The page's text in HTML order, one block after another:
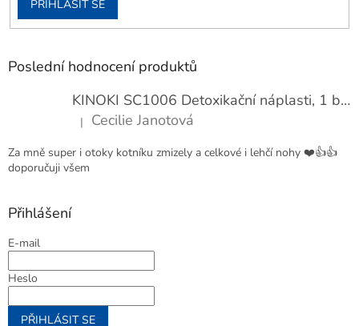
PŘIHLÁSIT SE
Poslední hodnocení produktů
KINOKI SC1006 Detoxikační náplasti, 1 balení - 10 ks
Hodnocení produktu je 4 z 5 hvězdiček.
| Cecilie Janotová
Za mně super i otoky kotníku zmizely a celkové i lehčí nohy ❤️👍👍
doporučuji všem
Přihlášení
E-mail
Heslo
PŘIHLÁSIT SE